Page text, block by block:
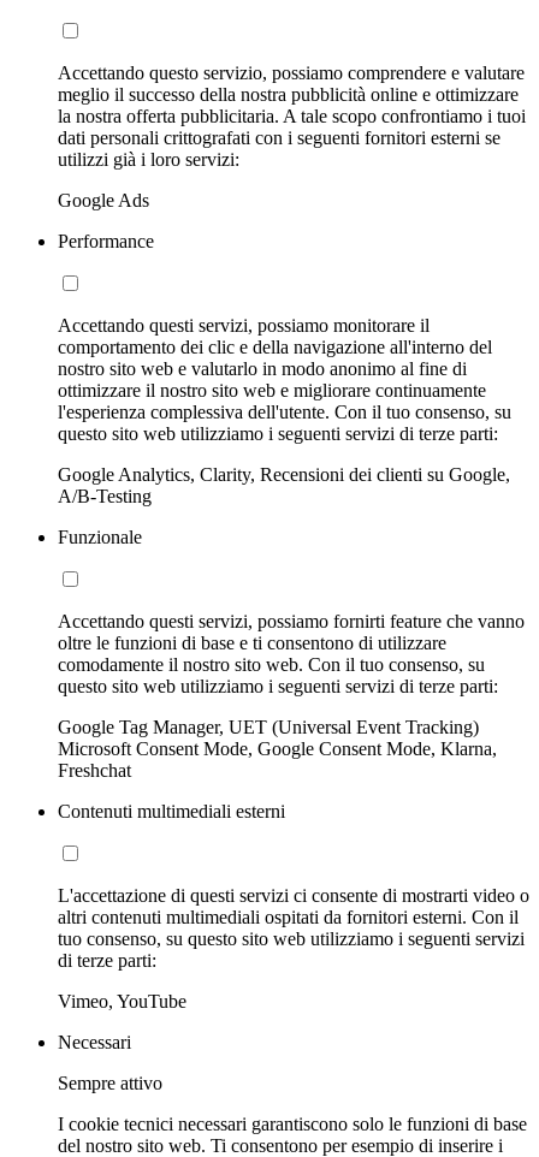
Accettando questo servizio, possiamo comprendere e valutare
meglio il successo della nostra pubblicità online e ottimizzare
la nostra offerta pubblicitaria. A tale scopo confrontiamo i tuoi
dati personali crittografati con i seguenti fornitori esterni se
utilizzi già i loro servizi:
Google Ads
Performance
Accettando questi servizi, possiamo monitorare il
comportamento dei clic e della navigazione all'interno del
nostro sito web e valutarlo in modo anonimo al fine di
ottimizzare il nostro sito web e migliorare continuamente
l'esperienza complessiva dell'utente. Con il tuo consenso, su
questo sito web utilizziamo i seguenti servizi di terze parti:
Google Analytics, Clarity, Recensioni dei clienti su Google,
A/B-Testing
Funzionale
Accettando questi servizi, possiamo fornirti feature che vanno
oltre le funzioni di base e ti consentono di utilizzare
comodamente il nostro sito web. Con il tuo consenso, su
questo sito web utilizziamo i seguenti servizi di terze parti:
Google Tag Manager, UET (Universal Event Tracking)
Microsoft Consent Mode, Google Consent Mode, Klarna,
Freshchat
Contenuti multimediali esterni
L'accettazione di questi servizi ci consente di mostrarti video o
altri contenuti multimediali ospitati da fornitori esterni. Con il
tuo consenso, su questo sito web utilizziamo i seguenti servizi
di terze parti:
Vimeo, YouTube
Necessari
Sempre attivo
I cookie tecnici necessari garantiscono solo le funzioni di base
del nostro sito web. Ti consentono per esempio di inserire i